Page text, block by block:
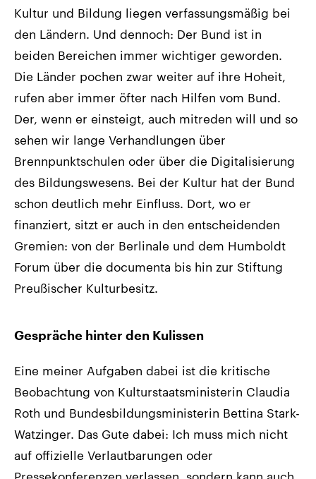
Kultur und Bildung liegen verfassungsmäßig bei
den Ländern. Und dennoch: Der Bund ist in
beiden Bereichen immer wichtiger geworden.
Die Länder pochen zwar weiter auf ihre Hoheit,
rufen aber immer öfter nach Hilfen vom Bund.
Der, wenn er einsteigt, auch mitreden will und so
sehen wir lange Verhandlungen über
Brennpunktschulen oder über die Digitalisierung
des Bildungswesens. Bei der Kultur hat der Bund
schon deutlich mehr Einfluss. Dort, wo er
finanziert, sitzt er auch in den entscheidenden
Gremien: von der Berlinale und dem Humboldt
Forum über die documenta bis hin zur Stiftung
Preußischer Kulturbesitz.
Gespräche hinter den Kulissen
Eine meiner Aufgaben dabei ist die kritische
Beobachtung von Kulturstaatsministerin Claudia
Roth und Bundesbildungsministerin Bettina Stark-
Watzinger. Das Gute dabei: Ich muss mich nicht
auf offizielle Verlautbarungen oder